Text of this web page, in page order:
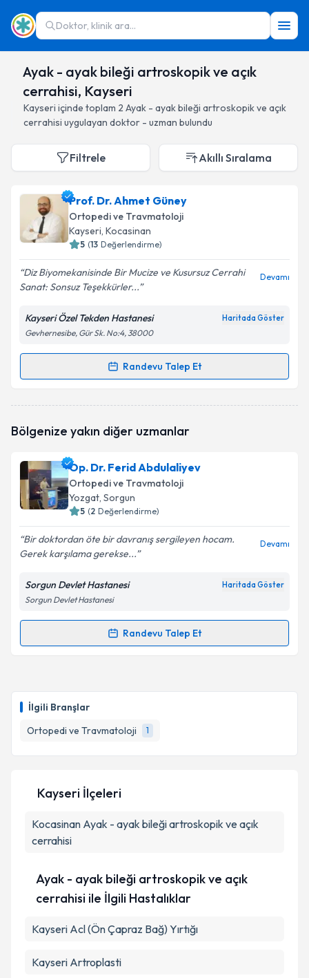
Doktor, klinik ara...
Ayak - ayak bileği artroskopik ve açık
cerrahisi, Kayseri
Kayseri içinde toplam 2 Ayak - ayak bileği artroskopik ve açık
cerrahisi uygulayan doktor - uzman bulundu
İlgili Branşlar
Ortopedi ve Travmatoloji
1
Filtrele Akıllı Sıralama
Prof. Dr. Ahmet Güney
Ortopedi ve Travmatoloji
Kayseri, Kocasinan
5 (13 Değerlendirme)
Diz Biyomekanisinde Bir Mucize ve Kusursuz Cerrahi
Sanat: Sonsuz Teşekkürler...
Devamı
Kayseri Özel Tekden Hastanesi Haritada Göster
Gevhernesibe, Gür Sk. No:4, 38000
Randevu Talep Et
Randevu Takvimi Talebi
oluşturun. Size bu uzmandan randevu almanız için bir
E-posta Adresiniz
Kişisel verilerimin işlenmesine ilişkinAydınlatma
Metni'ni okudum ve kişisel verilerimin belirtilen
Bölgenize yakın diğer uzmanlar
Op. Dr. Ferid Abdulaliyev
Ortopedi ve Travmatoloji
Yozgat, Sorgun
5 (2 Değerlendirme)
Bir doktordan öte bir davranış sergileyen hocam.
Gerek karşılama gerekse...
Devamı
Sorgun Devlet Hastanesi Haritada Göster
Sorgun Devlet Hastanesi
Randevu Talep Et
Randevu Takvimi Talebi
takvim hazırlandığında e-posta ile bilgilendireceğiz.
Metni'ni okudum ve kişisel verilerimin belirtilen
kapsamda işlenmesini kabul ediyorum.
Takvim Talebini Gönder
Kayseri İlçeleri
Kocasinan Ayak - ayak bileği artroskopik ve açık
cerrahisi
Ayak - ayak bileği artroskopik ve açık
cerrahisi ile İlgili Hastalıklar
Kayseri Acl (Ön Çapraz Bağ) Yırtığı
Kayseri Artroplasti